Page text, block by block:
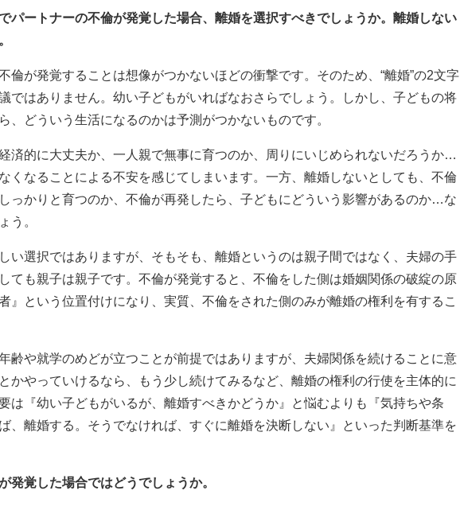
パートナーの不倫が発覚した場合、離婚を選択すべきでしょうか。離婚しない
倫が発覚することは想像がつかないほどの衝撃です。そのため、“離婚”の2文字
ではありません。幼い子どもがいればなおさらでしょう。しかし、子どもの将
、どういう生活になるのかは予測がつかないものです。
済的に大丈夫か、一人親で無事に育つのか、周りにいじめられないだろうか…
くなることによる不安を感じてしまいます。一方、離婚しないとしても、不倫
っかりと育つのか、不倫が再発したら、子どもにどういう影響があるのか…な
う。
い選択ではありますが、そもそも、離婚というのは親子間ではなく、夫婦の手
ても親子は親子です。不倫が発覚すると、不倫をした側は婚姻関係の破綻の原
』という位置付けになり、実質、不倫をされた側のみが離婚の権利を有するこ
齢や就学のめどが立つことが前提ではありますが、夫婦関係を続けることに意
かやっていけるなら、もう少し続けてみるなど、離婚の権利の行使を主体的に
は『幼い子どもがいるが、離婚すべきかどうか』と悩むよりも『気持ちや条
、離婚する。そうでなければ、すぐに離婚を決断しない』といった判断基準を
発覚した場合ではどうでしょうか。